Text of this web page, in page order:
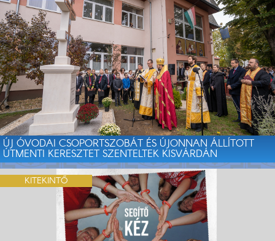
ÚJ ÓVODAI CSOPORTSZOBÁT ÉS ÚJONNAN ÁLLÍTOTT
ÚTMENTI KERESZTET SZENTELTEK KISVÁRDÁN
KITEKINTŐ